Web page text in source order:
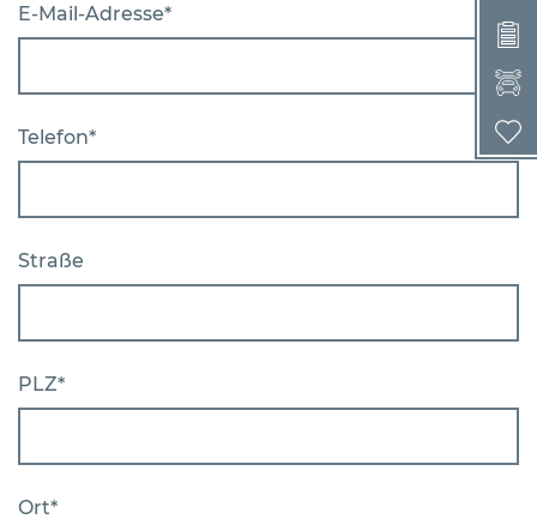
E-Mail-Adresse*
Telefon*
Straße
PLZ*
Ort*